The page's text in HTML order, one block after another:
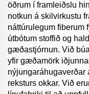
öðrum í framleiðslu
notkun á skilvirkustu
náttúrulegum fiberum
útbótum stoffið og
gæðastjórnun. Við
yfir gæðamörk
nýjungaráhugaverðar
reksturs okkar. Við